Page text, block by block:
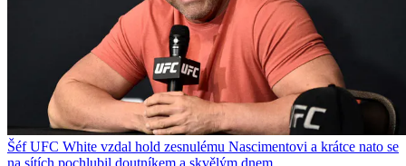
Šéf UFC White vzdal hold zesnulému Nascimentovi a krátce nato se